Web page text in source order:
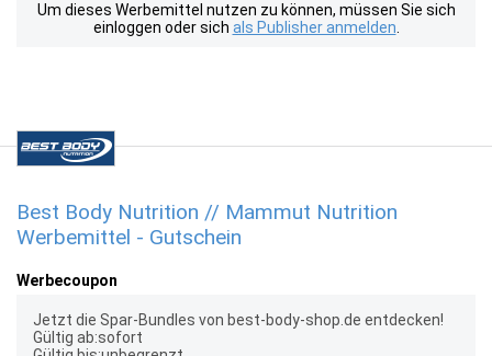
Um dieses Werbemittel nutzen zu können, müssen Sie sich
einloggen oder sich als Publisher anmelden
Best Body Nutrition // Mammut Nutrition
Werbemittel - Gutschein
Werbecoupon
Jetzt die Spar-Bundles von best-body-shop.de entdecken!
Gültig ab:sofort